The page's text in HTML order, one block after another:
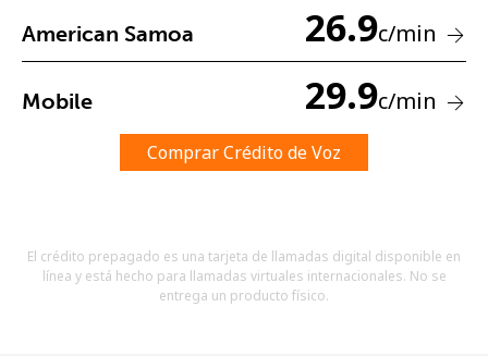
No se ha creado una contraseña
Una letra mayúscula y una minúscula
Un caracter especial
American Samoa 26.9c/min
Mobile 29.9c/min
Comprar Crédito de Voz
El crédito prepagado es una tarjeta de llamadas digital disponible en
línea y está hecho para llamadas virtuales internacionales. No se
entrega un producto físico.